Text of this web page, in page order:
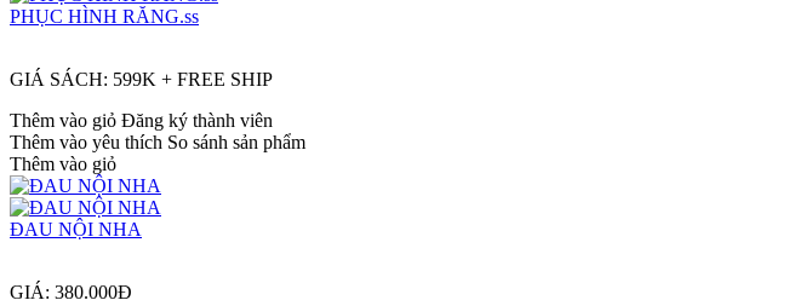
PHỤC HÌNH RĂNG.ss
GIÁ SÁCH: 599K + FREE SHIP
Thêm vào giỏ Đăng ký thành viên
Thêm vào yêu thích So sánh sản phẩm
Thêm vào giỏ
ĐAU NỘI NHA
GIÁ: 380.000Đ